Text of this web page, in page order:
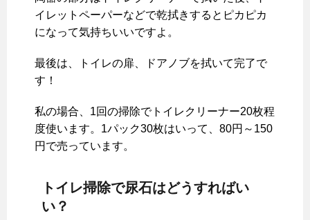
イレットペーパーなどで乾拭きするとピカピカ
になって気持ちいいですよ。
最後は、トイレの扉、ドアノブを拭いて完了で
す！
私の場合、1回の掃除でトイレクリーナー20枚程
度使います。1パック30枚はいって、80円～150
円で売っています。
トイレ掃除で尿石はどうすればい
い？